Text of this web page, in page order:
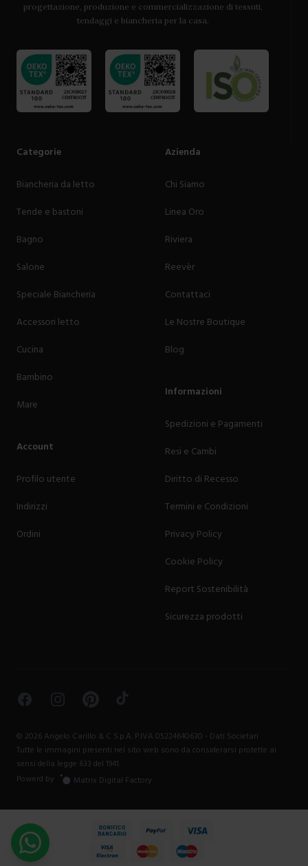
progettazione, produzione e commercializzazione di tessuti,
tendaggi e biancheria per la casa.
Categorie
Biancheria da letto
Tende e bastoni
Bagno
Salone
Speciale Biancheria
Accessori letto
Cucina
Bambino
Mare
Account
Profilo utente
Indirizzi
Ordini
Azienda
Chi Siamo
Linea Oro
Riviera
Reevèr
Contattaci
Le Nostre Boutique
Blog
Informazioni
Spedizioni e Pagamenti
Resi e Cambi
Diritto di Recesso
Termini e Condizioni
Privacy Policy
Cookie Policy
Report Sostenibilità
Sicurezza prodotti
FacebookInstagramPinterestTikTok
© 2026 Angelo Carillo & C S.p.A. P.IVA 05224640630 - Dati Societari
Tutte le immagini presenti nel sito web sono da considerarsi protette ai
sensi della legge 633 del 1941.
Powerd by
Matrix Digital Factory